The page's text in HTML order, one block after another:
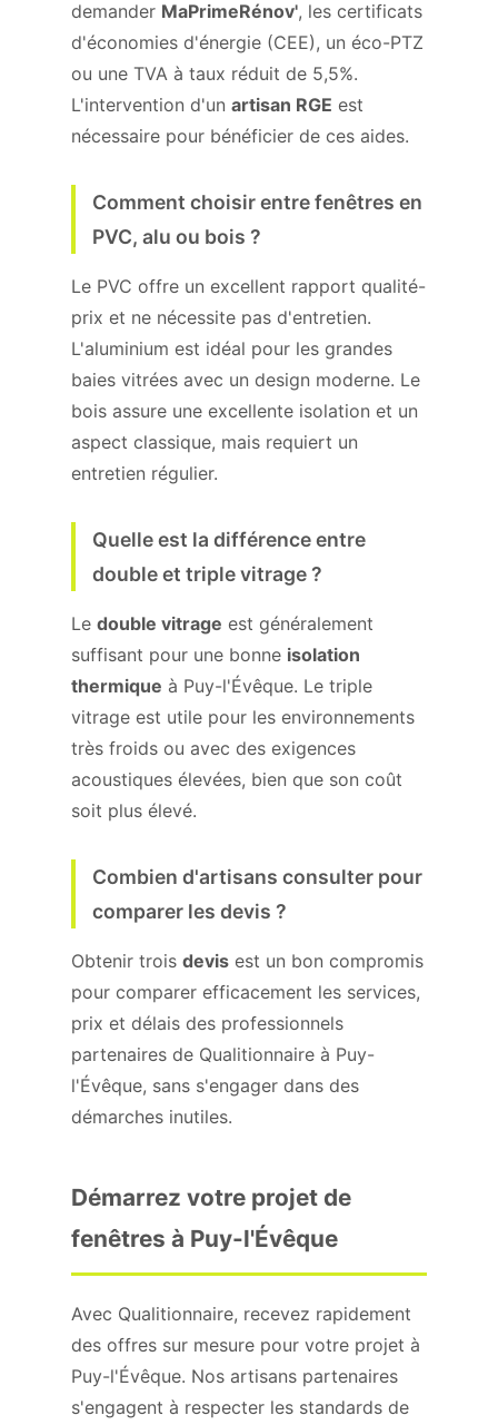
demander MaPrimeRénov', les certificats
d'économies d'énergie (CEE), un éco-PTZ
ou une TVA à taux réduit de 5,5%.
L'intervention d'un artisan RGE est
nécessaire pour bénéficier de ces aides.
Comment choisir entre fenêtres en
PVC, alu ou bois ?
Le PVC offre un excellent rapport qualité-
prix et ne nécessite pas d'entretien.
L'aluminium est idéal pour les grandes
baies vitrées avec un design moderne. Le
bois assure une excellente isolation et un
aspect classique, mais requiert un
entretien régulier.
Quelle est la différence entre
double et triple vitrage ?
Le double vitrage est généralement
suffisant pour une bonne isolation
thermique à Puy-l'Évêque. Le triple
vitrage est utile pour les environnements
très froids ou avec des exigences
acoustiques élevées, bien que son coût
soit plus élevé.
Combien d'artisans consulter pour
comparer les devis ?
Obtenir trois devis est un bon compromis
pour comparer efficacement les services,
prix et délais des professionnels
partenaires de Qualitionnaire à Puy-
l'Évêque, sans s'engager dans des
démarches inutiles.
Démarrez votre projet de
fenêtres à Puy-l'Évêque
Avec Qualitionnaire, recevez rapidement
des offres sur mesure pour votre projet à
Puy-l'Évêque. Nos artisans partenaires
s'engagent à respecter les standards de